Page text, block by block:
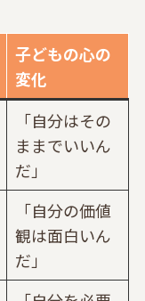
子どもの心の
変化
「自分はその
ままでいいん
だ」
「自分の価値
観は面白いん
だ」